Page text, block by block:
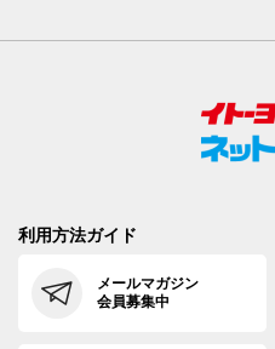
利用方法ガイド
メールマガジン
会員募集中